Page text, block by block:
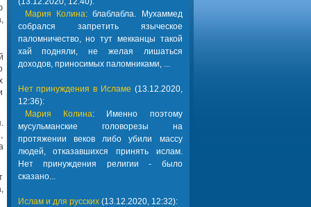
Мария Колина: блаблабла. Мухаммед
собрался запретить языческое
паломничество, но тут мекканцы такой
хай подняли, не желая лишаться
доходов, приносимых паломниками, ...
Нет принуждения в Исламе (13.12.2020,
12:36):
Мария Колина: Именно поэтому
мусульманские головорезы на
протяжении веков либо убили массу
людей, отказавшихся принять ислам.
Нет принуждения религии - было
сказано...
Ислам и для русских(13.12.2020, 12:32):